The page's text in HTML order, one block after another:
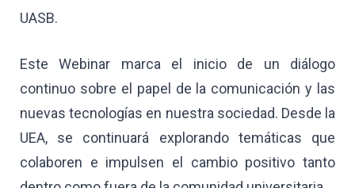
UASB.
Este Webinar marca el inicio de un diálogo
continuo sobre el papel de la comunicación y las
nuevas tecnologías en nuestra sociedad. Desde la
UEA, se continuará explorando temáticas que
colaboren e impulsen el cambio positivo tanto